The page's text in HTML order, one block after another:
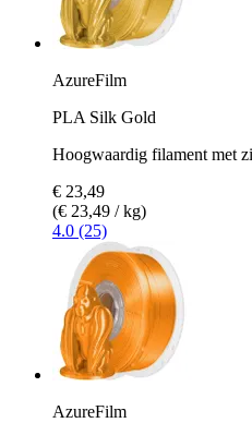
AzureFilm
PLA Silk Gold
Hoogwaardig filament met
€ 23,49
(€ 23,49 / kg)
4.0 (25)
AzureFilm